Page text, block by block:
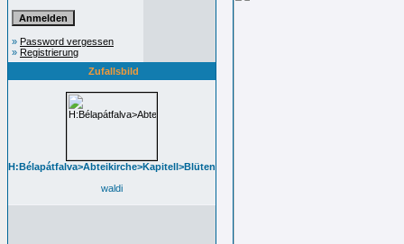
» Password vergessen
» Registrierung
Zufallsbild
H:Bélapátfalva>Abteikirche>Kapitell>Blüten
waldi